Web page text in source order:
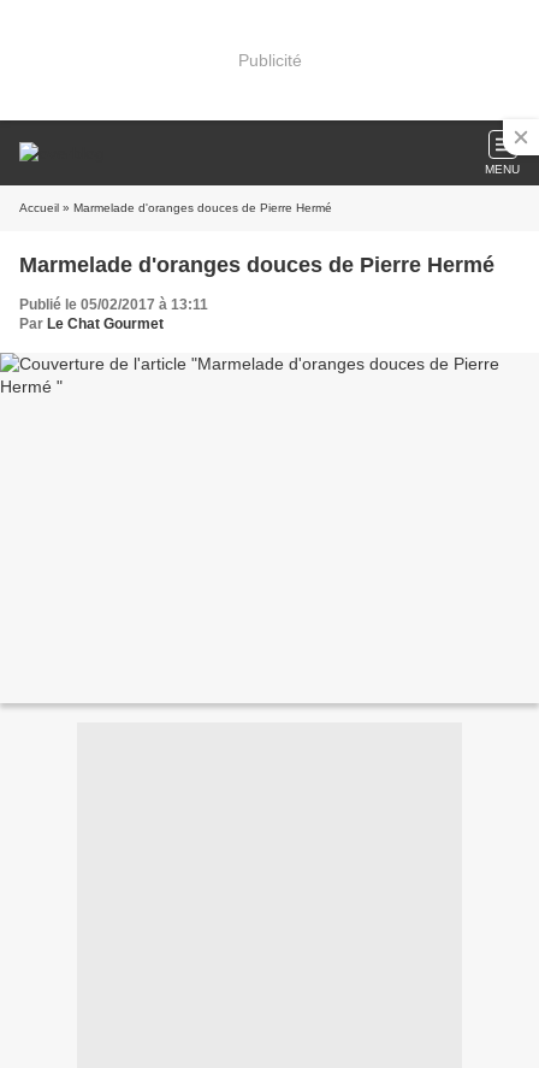
Publicité
MENU
Accueil » Marmelade d'oranges douces de Pierre Hermé
Marmelade d'oranges douces de Pierre Hermé
Publié le 05/02/2017 à 13:11
Par Le Chat Gourmet